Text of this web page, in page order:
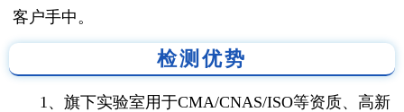
客户手中。
检测优势
1、旗下实验室用于CMA/CNAS/ISO等资质、高新